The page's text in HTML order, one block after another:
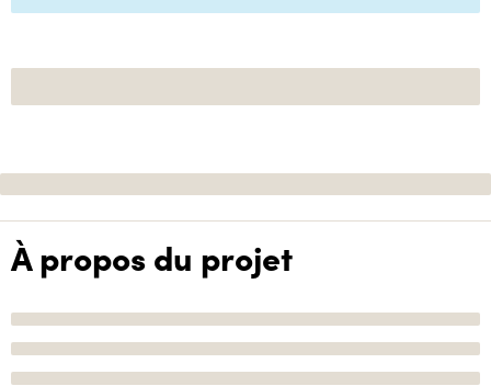
À propos du projet